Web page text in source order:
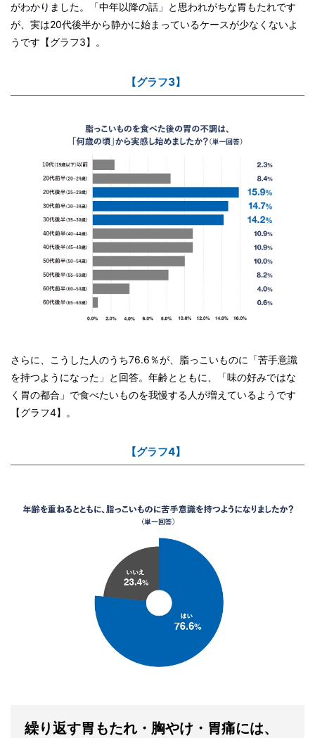
がわかりました。「中年以降の話」と思われがちな胃もたれです
が、実は20代後半から静かに始まっているケースが少なくないよ
うです【グラフ3】。
【グラフ3】
さらに、こうした人のうち76.6％が、脂っこいものに「苦手意識
を持つようになった」と回答。年齢とともに、「味の好みではな
く胃の都合」で食べたいものを我慢する人が増えているようです
【グラフ4】。
【グラフ4】
繰り返す胃もたれ・胸やけ・胃痛には、